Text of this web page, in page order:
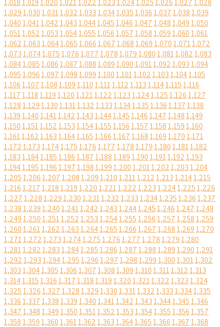
1,0181,0191,0201,0211,0221,0231,0241,0251,0261,0271,028
1,0291,0301,0311,0321,0331,0341,0351,0361,0371,0381,039
1,0401,0411,0421,0431,0441,0451,0461,0471,0481,0491,050
1,0511,0521,0531,0541,0551,0561,0571,0581,0591,0601,061
1,0621,0631,0641,0651,0661,0671,0681,0691,0701,0711,072
1,0731,0741,0751,0761,0771,0781,0791,0801,0811,0821,083
1,0841,0851,0861,0871,0881,0891,0901,0911,0921,0931,094
1,0951,0961,0971,0981,0991,1001,1011,1021,1031,1041,105
1,1061,1071,1081,1091,1101,1111,1121,1131,1141,1151,116
1,1171,1181,1191,1201,1211,1221,1231,1241,1251,1261,127
1,1281,1291,1301,1311,1321,1331,1341,1351,1361,1371,138
1,1391,1401,1411,1421,1431,1441,1451,1461,1471,1481,149
1,1501,1511,1521,1531,1541,1551,1561,1571,1581,1591,160
1,1611,1621,1631,1641,1651,1661,1671,1681,1691,1701,171
1,1721,1731,1741,1751,1761,1771,1781,1791,1801,1811,182
1,1831,1841,1851,1861,1871,1881,1891,1901,1911,1921,193
1,1941,1951,1961,1971,1981,1991,2001,2011,2021,2031,204
1,2051,2061,2071,2081,2091,2101,2111,2121,2131,2141,215
1,2161,2171,2181,2191,2201,2211,2221,2231,2241,2251,226
1,2271,2281,2291,2301,2311,2321,2331,2341,2351,2361,237
1,2381,2391,2401,2411,2421,2431,2441,2451,2461,2471,248
1,2491,2501,2511,2521,2531,2541,2551,2561,2571,2581,259
1,2601,2611,2621,2631,2641,2651,2661,2671,2681,2691,270
1,2711,2721,2731,2741,2751,2761,2771,2781,2791,280
1,2811,2821,2831,2841,2851,2861,2871,2881,2891,2901,291
1,2921,2931,2941,2951,2961,2971,2981,2991,3001,3011,302
1,3031,3041,3051,3061,3071,3081,3091,3101,3111,3121,313
1,3141,3151,3161,3171,3181,3191,3201,3211,3221,3231,324
1,3251,3261,3271,3281,3291,3301,3311,3321,3331,3341,335
1,3361,3371,3381,3391,3401,3411,3421,3431,3441,3451,346
1,3471,3481,3491,3501,3511,3521,3531,3541,3551,3561,357
1,3581,3591,3601,3611,3621,3631,3641,3651,3661,3671,368